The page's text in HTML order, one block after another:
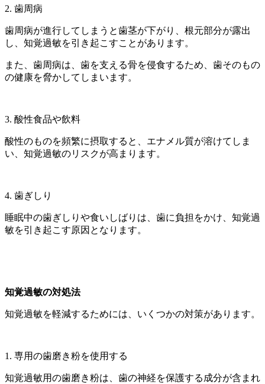
2. 歯周病
歯周病が進行してしまうと歯茎が下がり、根元部分が露出
し、知覚過敏を引き起こすことがあります。
また、歯周病は、歯を支える骨を侵食するため、歯そのもの
の健康を脅かしてしまいます。
3. 酸性食品や飲料
酸性のものを頻繁に摂取すると、エナメル質が溶けてしま
い、知覚過敏のリスクが高まります。
4. 歯ぎしり
睡眠中の歯ぎしりや食いしばりは、歯に負担をかけ、知覚過
敏を引き起こす原因となります。
知覚過敏の対処法
知覚過敏を軽減するためには、いくつかの対策があります。
1. 専用の歯磨き粉を使用する
知覚過敏用の歯磨き粉は、歯の神経を保護する成分が含まれ